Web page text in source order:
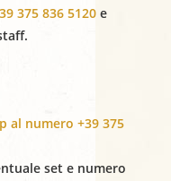
375 836 5120 e
al numero +39 375
set e numero